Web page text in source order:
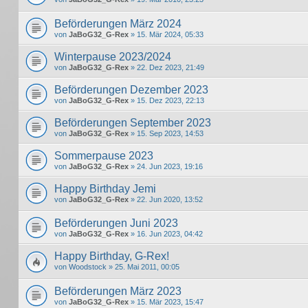
Beförderungen März 2024
von JaBoG32_G-Rex » 15. Mär 2024, 05:33
Winterpause 2023/2024
von JaBoG32_G-Rex » 22. Dez 2023, 21:49
Beförderungen Dezember 2023
von JaBoG32_G-Rex » 15. Dez 2023, 22:13
Beförderungen September 2023
von JaBoG32_G-Rex » 15. Sep 2023, 14:53
Sommerpause 2023
von JaBoG32_G-Rex » 24. Jun 2023, 19:16
Happy Birthday Jemi
von JaBoG32_G-Rex » 22. Jun 2020, 13:52
Beförderungen Juni 2023
von JaBoG32_G-Rex » 16. Jun 2023, 04:42
Happy Birthday, G-Rex!
von Woodstock » 25. Mai 2011, 00:05
Beförderungen März 2023
von JaBoG32_G-Rex » 15. Mär 2023, 15:47